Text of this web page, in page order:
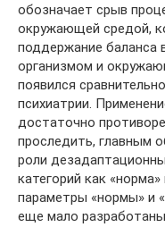
обозначает срыв
окружающей средой,
поддержание баланса
организмом и
появился
психиатрии.
достаточно
проследить, главным
роли
категорий как
параметры «нормы» и
еще мало разработаны.